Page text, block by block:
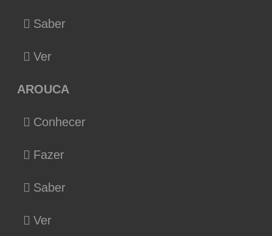
Saber
Ver
AROUCA
Conhecer
Fazer
Saber
Ver